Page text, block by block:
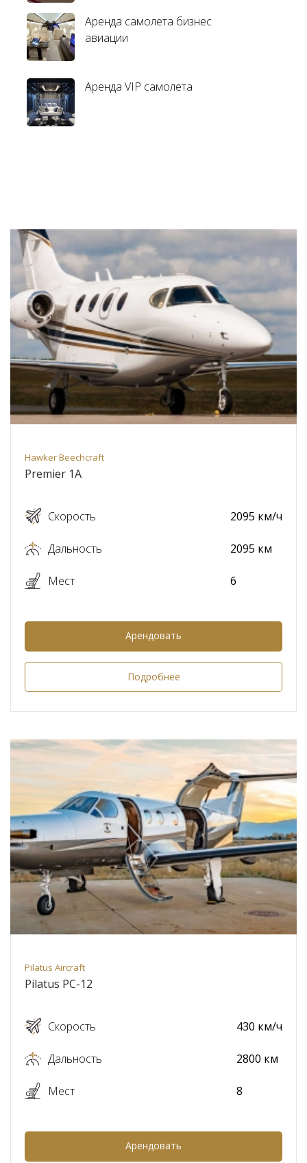
Аренда самолета бизнес
авиации
Аренда VIP самолета
Hawker Beechcraft
Premier 1A
Скорость
Дальность
Мест
2095 км/ч
2095 км
6
Арендовать
Подробнее
Pilatus Aircraft
Pilatus PC-12
Скорость
Дальность
Мест
430 км/ч
2800 км
8
Арендовать